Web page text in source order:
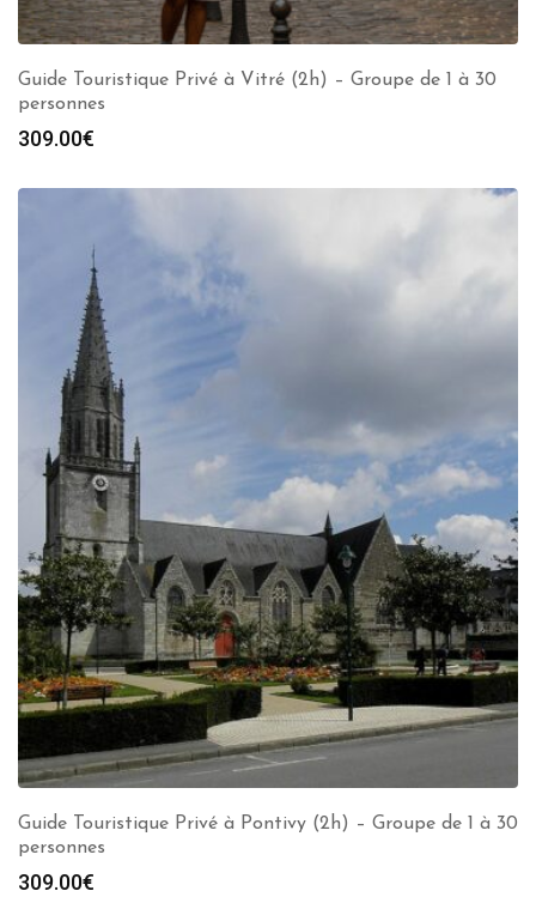
Guide Touristique Privé à Vitré (2h) – Groupe de 1 à 30
personnes
309.00€
Guide Touristique Privé à Pontivy (2h) – Groupe de 1 à 30
personnes
309.00€